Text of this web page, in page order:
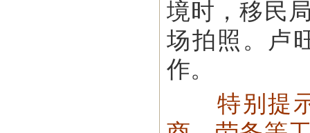
境时，移民
场拍照。卢
作。
特别提